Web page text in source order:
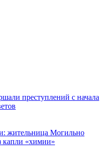
преступлений с начала
жительница Могильно
капли «химии»